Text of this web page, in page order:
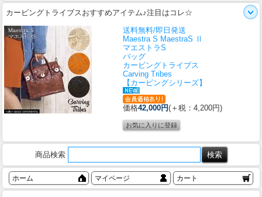
カービングトライブスおすすめアイテム♪注目はコレ☆
送料無料/即日発送
Maestra S MaestraS Ⅱ
マエストラS
バッグ
カービングトライブス
Carving Tribes
【カービングシリーズ】
価格42,000円(＋税：4,200円)
商品検索
ホーム マイページ カート